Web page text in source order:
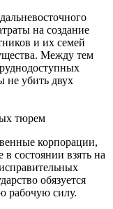
на создание
и их семей
Между тем
не убить двух
тюрем
корпорации,
состоянии взять на
обязуется
рабочую силу.